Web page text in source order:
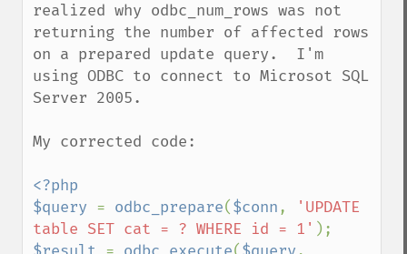
realized why odbc_num_rows was not
returning the number of affected rows
on a prepared update query.  I'm
using ODBC to connect to Microsot SQL
Server 2005.
My corrected code:
<?php
$query = odbc_prepare($conn,
'UPDATE
table SET cat = ? WHERE id = 1'